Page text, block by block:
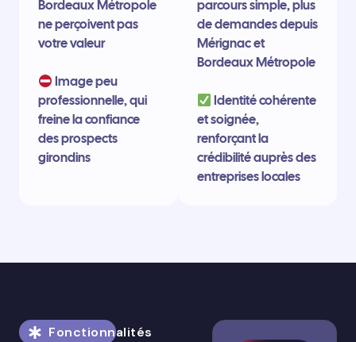
Bordeaux Métropole
ne perçoivent pas
votre valeur
Image peu
professionnelle, qui
freine la confiance
des prospects
girondins
parcours simple, plus
de demandes depuis
Mérignac et
Bordeaux Métropole
Identité cohérente
et soignée,
renforçant la
crédibilité auprès des
entreprises locales
Fonctionnalités